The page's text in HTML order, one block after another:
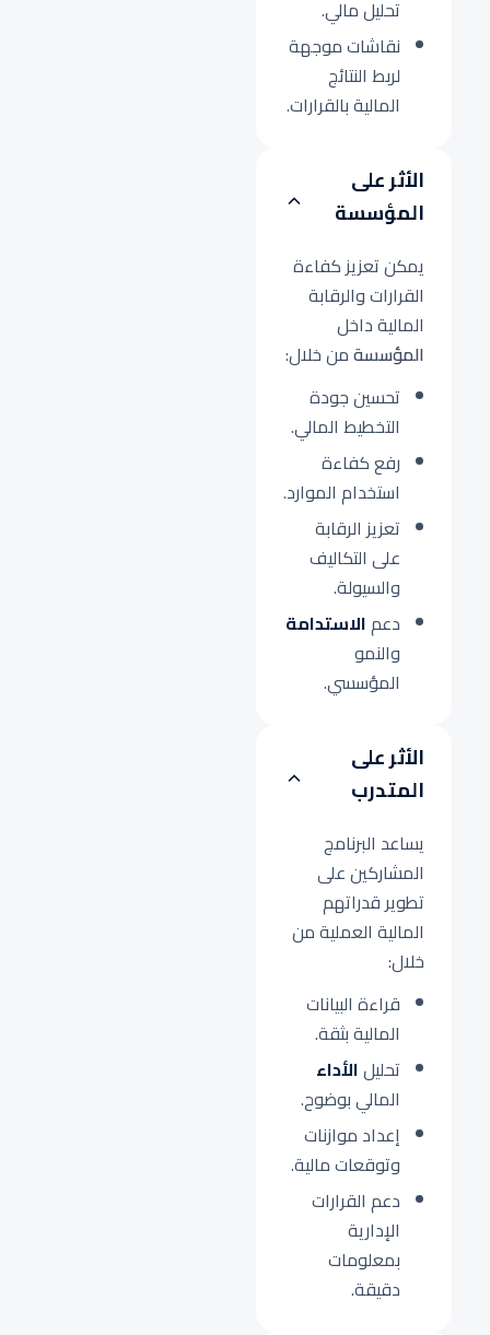
تحليل مالي.
نقاشات موجهة
لربط النتائج
المالية بالقرارات.
الأثر على
المؤسسة
يمكن تعزيز كفاءة
القرارات والرقابة
المالية داخل
المؤسسةمن خلال:
تحسين جودة
التخطيط المالي.
رفع كفاءة
استخدام الموارد.
تعزيز الرقابة
على التكاليف
والسيولة.
دعمالاستدامة
والنمو
المؤسسي.
الأثر على
المتدرب
يساعد البرنامج
المشاركين على
تطوير قدراتهم
المالية العملية من
خلال:
قراءة البيانات
المالية بثقة.
تحليلالأداء
المالي بوضوح.
إعداد موازنات
وتوقعات مالية.
دعم القرارات
الإدارية
بمعلومات
دقيقة.